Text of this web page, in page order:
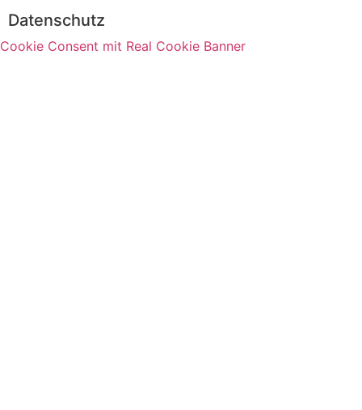
Datenschutz
Cookie Consent mit Real Cookie Banner